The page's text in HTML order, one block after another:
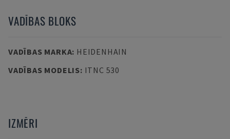
VADĪBAS BLOKS
VADĪBAS MARKA: HEIDENHAIN
VADĪBAS MODELIS: ITNC 530
IZMĒRI